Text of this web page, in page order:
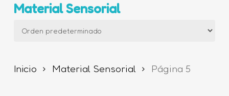
Material Sensorial
Inicio Material Sensorial Página 5